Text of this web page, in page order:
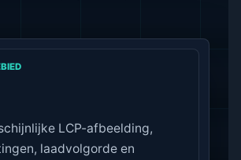
LCP-afbeelding,
laadvolgorde en